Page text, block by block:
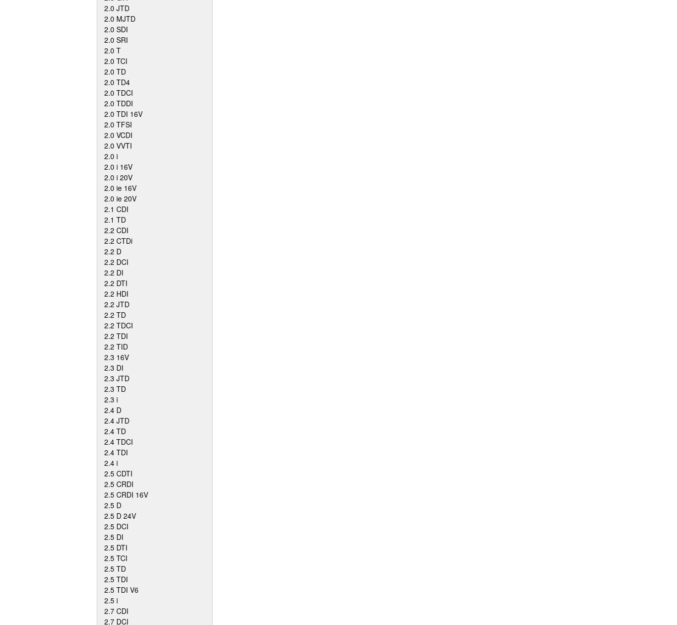
2.0 JTD
2.0 MJTD
2.0 SDI
2.0 SRI
2.0 T
2.0 TCI
2.0 TD
2.0 TD4
2.0 TDCI
2.0 TDDI
2.0 TDI 16V
2.0 TFSI
2.0 VCDI
2.0 VVTI
2.0 i
2.0 i 16V
2.0 i 20V
2.0 ie 16V
2.0 ie 20V
2.1 CDI
2.1 TD
2.2 CDI
2.2 CTDi
2.2 D
2.2 DCI
2.2 DI
2.2 DTI
2.2 HDI
2.2 JTD
2.2 TD
2.2 TDCI
2.2 TDI
2.2 TID
2.3 16V
2.3 DI
2.3 JTD
2.3 TD
2.3 i
2.4 D
2.4 JTD
2.4 TD
2.4 TDCI
2.4 TDI
2.4 i
2.5 CDTI
2.5 CRDI
2.5 CRDI 16V
2.5 D
2.5 D 24V
2.5 DCI
2.5 DI
2.5 DTI
2.5 TCI
2.5 TD
2.5 TDI
2.5 TDI V6
2.5 i
2.7 CDI
2.7 DCI